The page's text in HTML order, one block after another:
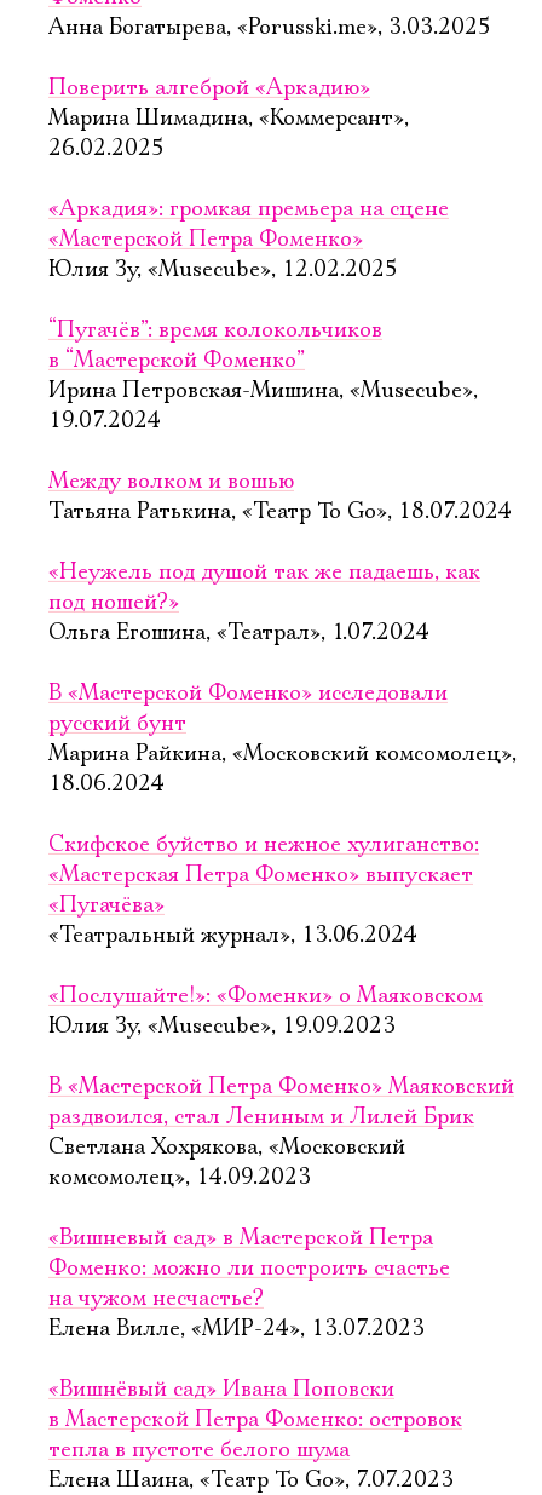
Анна Богатырева, «Porusski.me», 3.03.2025
Поверить алгеброй «Аркадию»
Марина Шимадина, «Коммерсант»,
26.02.2025
«Аркадия»: громкая премьера на сцене
«Мастерской Петра Фоменко»
Юлия Зу, «Musecube», 12.02.2025
“Пугачёв”: время колокольчиков
в “Мастерской Фоменко”
Ирина Петровская-Мишина, «Musecube»,
19.07.2024
Между волком и вошью
Татьяна Ратькина, «Театр To Go», 18.07.2024
«Неужель под душой так же падаешь, как
под ношей?»
Ольга Егошина, «Театрал», 1.07.2024
В «Мастерской Фоменко» исследовали
русский бунт
Марина Райкина, «Московский комсомолец»,
18.06.2024
Скифское буйство и нежное хулиганство:
«Мастерская Петра Фоменко» выпускает
«Пугачёва»
«Театральный журнал», 13.06.2024
«Послушайте!»: «Фоменки» о Маяковском
Юлия Зу, «Musecube», 19.09.2023
В «Мастерской Петра Фоменко» Маяковский
раздвоился, стал Лениным и Лилей Брик
Светлана Хохрякова, «Московский
комсомолец», 14.09.2023
«Вишневый сад» в Мастерской Петра
Фоменко: можно ли построить счастье
на чужом несчастье?
Елена Вилле, «МИР-24», 13.07.2023
«Вишнёвый сад» Ивана Поповски
в Мастерской Петра Фоменко: островок
тепла в пустоте белого шума
Елена Шаина, «Театр To Go», 7.07.2023